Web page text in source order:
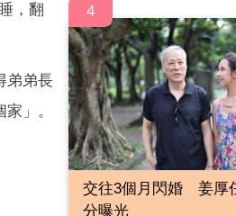
，翻
弟弟長
」。
4
交往3個月閃婚 姜厚
分曝光